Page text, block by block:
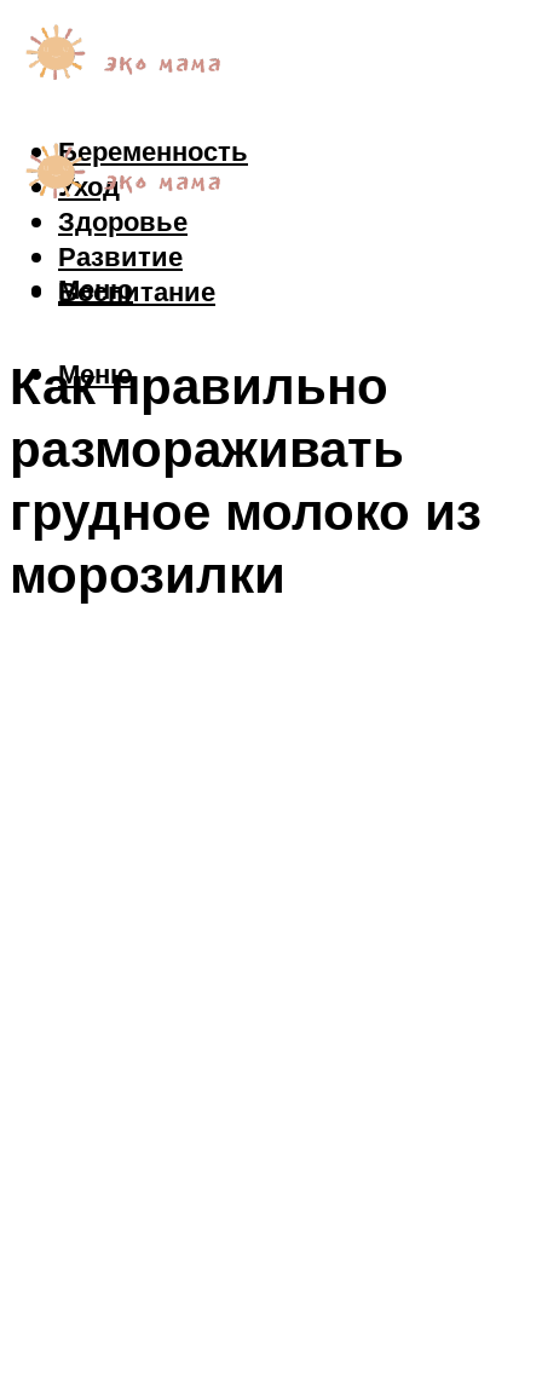
Беременность
Уход
Здоровье
Развитие
Воспитание
Меню
Меню
Как правильно
размораживать
грудное молоко из
морозилки